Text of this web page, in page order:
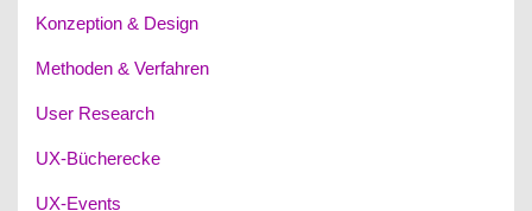
Konzeption & Design
Methoden & Verfahren
User Research
UX-Bücherecke
UX-Events